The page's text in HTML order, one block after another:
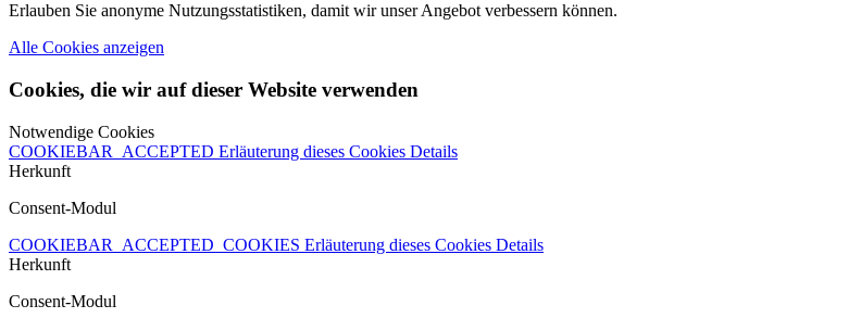
Erlauben Sie anonyme Nutzungsstatistiken, damit wir unser Angebot verbessern können.
Alle Cookies anzeigen
Cookies, die wir auf dieser Website verwenden
Notwendige Cookies
COOKIEBAR_ACCEPTED Erläuterung dieses Cookies Details
Herkunft
Consent-Modul
COOKIEBAR_ACCEPTED_COOKIES Erläuterung dieses Cookies Details
Herkunft
Consent-Modul